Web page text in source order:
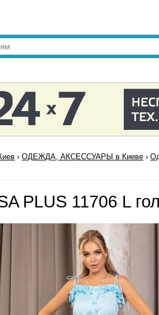
›ОДЕЖДА, АКСЕССУАРЫ в Киеве ›
PLUS 11706 L